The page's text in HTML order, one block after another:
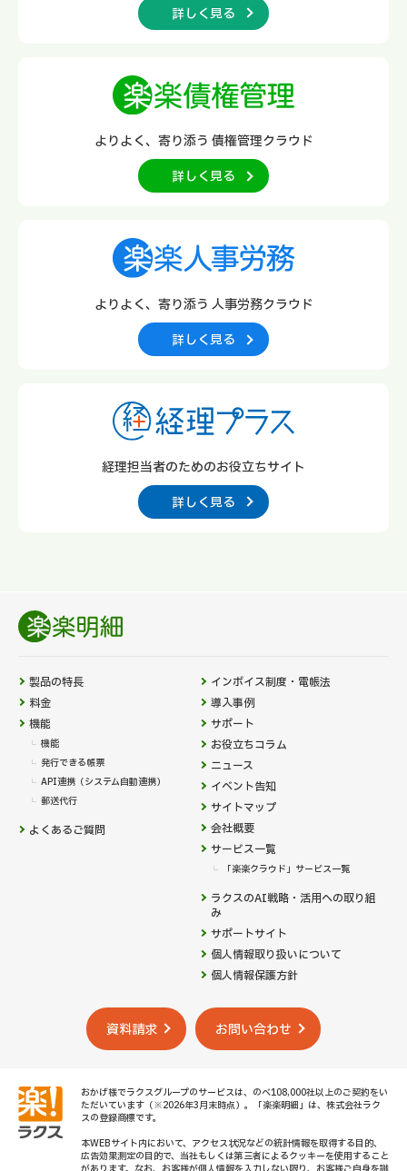
詳しく見る
よりよく、寄り添う 債権管理クラウド
詳しく見る
よりよく、寄り添う 人事労務クラウド
詳しく見る
経理担当者のためのお役立ちサイト
詳しく見る
製品の特長
料金
機能
機能
発行できる帳票
API連携（システム自動連携）
郵送代行
よくあるご質問
インボイス制度・電帳法
導入事例
サポート
お役立ちコラム
ニュース
イベント告知
サイトマップ
会社概要
サービス一覧
「楽楽クラウド」サービス一覧
ラクスのAI戦略・活用への取り組
み
サポートサイト
個人情報取り扱いについて
個人情報保護方針
資料請求 お問い合わせ
おかげ様でラクスグループのサービスは、のべ108,000社以上のご契約をい
ただいています（※2026年3月末時点）。「楽楽明細」は、株式会社ラク
スの登録商標です。
本WEBサイト内において、アクセス状況などの統計情報を取得する目的、
広告効果測定の目的で、当社もしくは第三者によるクッキーを使用すること